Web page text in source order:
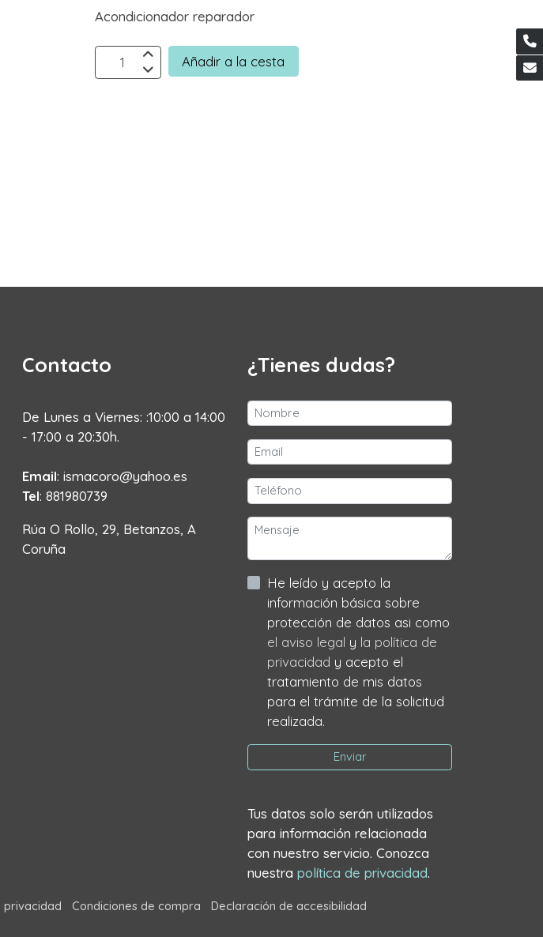
Acondicionador reparador
Añadir a la cesta
Contacto
De Lunes a Viernes: :10:00 a 14:00
- 17:00 a 20:30h.
Email: ismacoro@yahoo.es
Tel: 881980739
Rúa O Rollo, 29, Betanzos, A
Coruña
¿Tienes dudas?
He leído y acepto la
información básica sobre
protección de datos asi como
el aviso legal y la política de
privacidad y acepto el
tratamiento de mis datos
para el trámite de la solicitud
realizada.
Enviar
Tus datos solo serán utilizados
para información relacionada
con nuestro servicio. Conozca
nuestra política de privacidad.
privacidad Condiciones de compra Declaración de accesibilidad